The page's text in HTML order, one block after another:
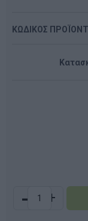
ΚΩΔΙΚΟΣ
- +